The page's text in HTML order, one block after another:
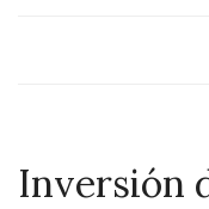
Inversión